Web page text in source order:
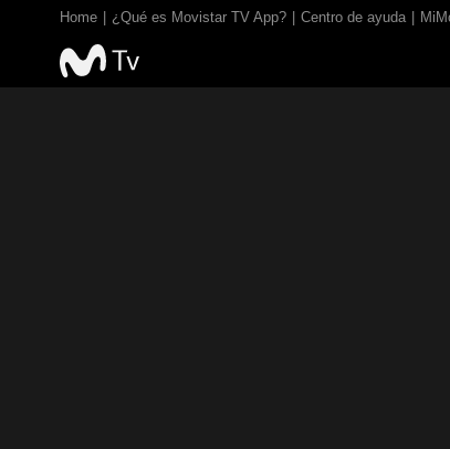
Home ¿Qué es Movistar TV App? Centro de ayuda